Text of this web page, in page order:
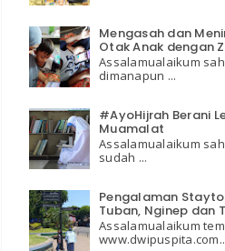
Mengasah dan
Otak Anak dengan
Assalamualaikum
dimanapun ...
#AyoHijrah Berani
Muamalat
Assalamualaikum
sudah ...
Pengalaman
Tuban, Nginep dan
Assalamualaikum